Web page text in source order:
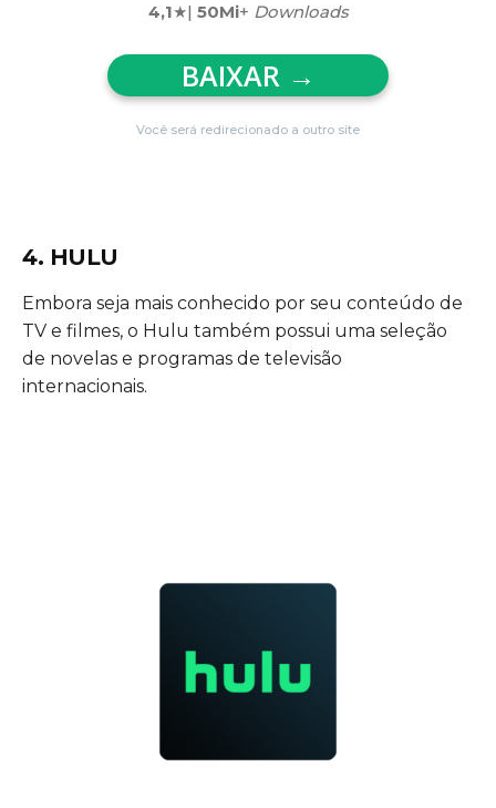
4,1★| 50Mi+ Downloads
BAIXAR →
Você será redirecionado a outro site
4. HULU
Embora seja mais conhecido por seu conteúdo de
TV e filmes, o Hulu também possui uma seleção
de novelas e programas de televisão
internacionais.